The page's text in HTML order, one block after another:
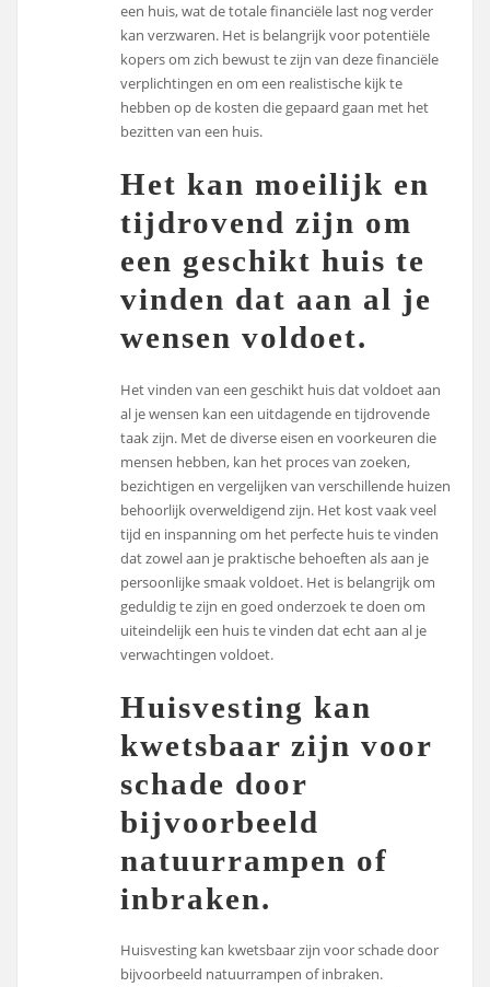
een huis, wat de totale financiële last nog verder
kan verzwaren. Het is belangrijk voor potentiële
kopers om zich bewust te zijn van deze financiële
verplichtingen en om een realistische kijk te
hebben op de kosten die gepaard gaan met het
bezitten van een huis.
Het kan moeilijk en
tijdrovend zijn om
een geschikt huis te
vinden dat aan al je
wensen voldoet.
Het vinden van een geschikt huis dat voldoet aan
al je wensen kan een uitdagende en tijdrovende
taak zijn. Met de diverse eisen en voorkeuren die
mensen hebben, kan het proces van zoeken,
bezichtigen en vergelijken van verschillende huizen
behoorlijk overweldigend zijn. Het kost vaak veel
tijd en inspanning om het perfecte huis te vinden
dat zowel aan je praktische behoeften als aan je
persoonlijke smaak voldoet. Het is belangrijk om
geduldig te zijn en goed onderzoek te doen om
uiteindelijk een huis te vinden dat echt aan al je
verwachtingen voldoet.
Huisvesting kan
kwetsbaar zijn voor
schade door
bijvoorbeeld
natuurrampen of
inbraken.
Huisvesting kan kwetsbaar zijn voor schade door
bijvoorbeeld natuurrampen of inbraken.